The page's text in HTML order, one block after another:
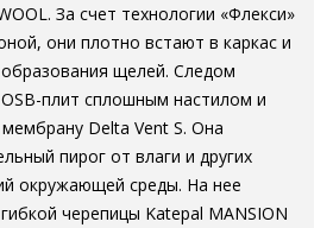
За счет технологии «Флекси»
они плотно встают в каркас и
щелей. Следом
плит сплошным настилом и
Delta Vent S. Она
пирог от влаги и других
окружающей среды. На нее
черепицы Katepal MANSION